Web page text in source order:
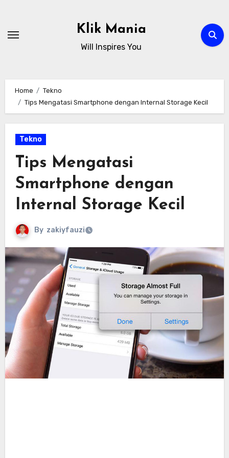
content
Klik Mania
Will Inspires You
Home
Tekno
Tips Mengatasi Smartphone dengan Internal Storage Kecil
Tekno
Tips Mengatasi
Smartphone dengan
Internal Storage Kecil
By zakiyfauzi